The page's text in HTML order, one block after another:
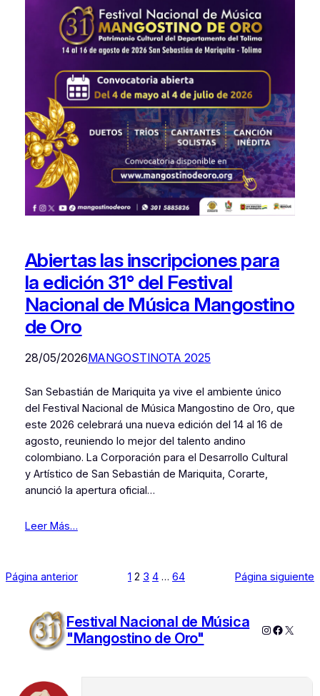
Abiertas las inscripciones para
la edición 31° del Festival
Nacional de Música Mangostino
de Oro
28/05/2026MANGOSTINOTA 2025
San Sebastián de Mariquita ya vive el ambiente único
del Festival Nacional de Música Mangostino de Oro, que
este 2026 celebrará una nueva edición del 14 al 16 de
agosto, reuniendo lo mejor del talento andino
colombiano. La Corporación para el Desarrollo Cultural
y Artístico de San Sebastián de Mariquita, Corarte,
anunció la apertura oficial…
Leer Más…
Página anterior 1 2 3 4 … 64 Página siguiente
Festival Nacional de Música
"Mangostino de Oro"
Instagram
X